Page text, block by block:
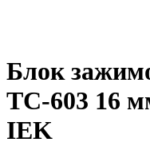
Блок
ТС-603 16
IEK